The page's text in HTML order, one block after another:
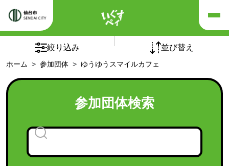
ホーム 参加団体 ゆうゆうスマイルカフェ
参加団体検索
絞り込み リセット
団体の種別
チームオレンジ(5)
フレイルサポーターチーム
認知症カフェ(94)
並び替え
五十音順